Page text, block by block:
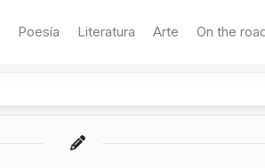
Poesía Literatura Arte On the